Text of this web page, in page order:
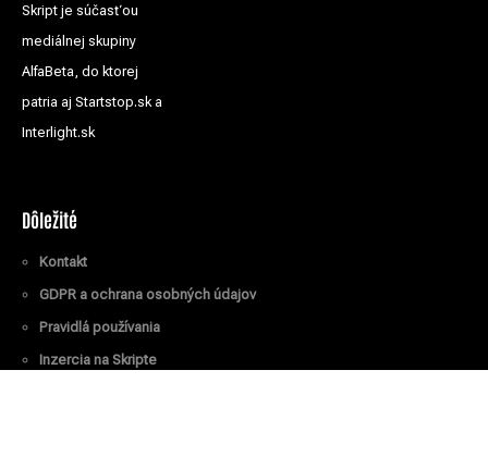
Skript je súčasťou
mediálnej skupiny
AlfaBeta, do ktorej
patria aj Startstop.sk a
Interlight.sk
Dôležité
Kontakt
GDPR a ochrana osobných údajov
Pravidlá používania
Inzercia na Skripte